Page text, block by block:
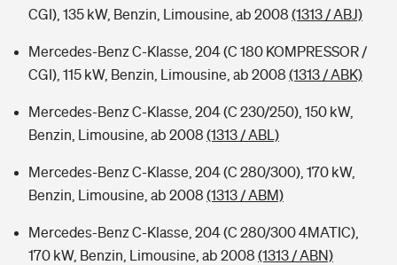
CGI), 135 kW, Benzin, Limousine, ab 2008 (1313 / ABJ)
Mercedes-Benz C-Klasse, 204 (C 180 KOMPRESSOR /
CGI), 115 kW, Benzin, Limousine, ab 2008 (1313 / ABK)
Mercedes-Benz C-Klasse, 204 (C 230/250), 150 kW,
Benzin, Limousine, ab 2008 (1313 / ABL)
Mercedes-Benz C-Klasse, 204 (C 280/300), 170 kW,
Benzin, Limousine, ab 2008 (1313 / ABM)
Mercedes-Benz C-Klasse, 204 (C 280/300 4MATIC),
170 kW, Benzin, Limousine, ab 2008 (1313 / ABN)